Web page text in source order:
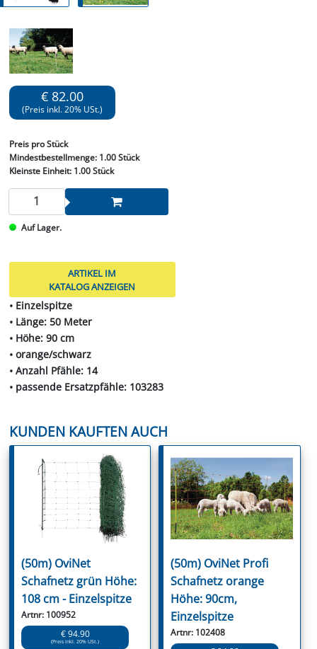
€ 82.00
(Preis inkl. 20% USt.)
Preis pro Stück
Mindestbestellmenge: 1.00 Stück
Kleinste Einheit:1.00 Stück
Auf Lager.
ARTIKEL IM
KATALOG ANZEIGEN
• Einzelspitze
• Länge: 50 Meter
• Höhe: 90 cm
• orange/schwarz
• Anzahl Pfähle: 14
• passende Ersatzpfähle: 103283
KUNDEN KAUFTEN AUCH
(50m) OviNet
Schafnetz grün Höhe:
108 cm - Einzelspitze
Artnr: 100952
€ 94.90
(Preis inkl. 20% USt.)
(50m) OviNet Profi
Schafnetz orange
Höhe: 90cm,
Einzelspitze
Artnr: 102408